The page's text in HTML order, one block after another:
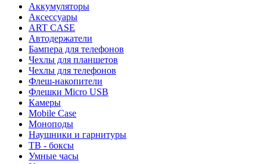
Аккумуляторы
Аксессуары
ART CASE
Автодержатели
Бампера для телефонов
Чехлы для планшетов
Чехлы для телефонов
Флеш-накопители
Флешки Micro USB
Камеры
Mobile Case
Моноподы
Наушники и гарнитуры
ТВ - боксы
Умные часы